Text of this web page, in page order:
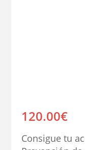
120.00€
Consigue tu